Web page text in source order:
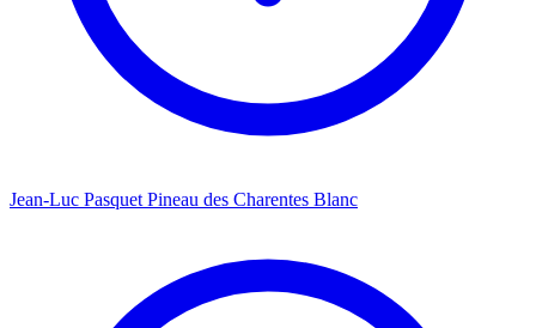
Jean-Luc Pasquet Pineau des Charentes Blanc